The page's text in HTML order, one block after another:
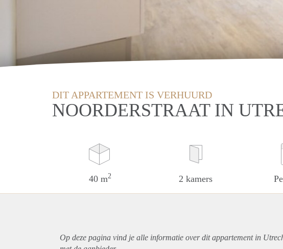
DIT APPARTEMENT IS VERHUURD
NOORDERSTRAAT IN
40 m2 2 kamers
Op deze pagina vind je alle informatie over ditappartementin